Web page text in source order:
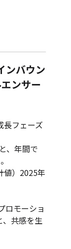
ンバウン
ンサー
長フェーズ
、年間で
値）2025年
ロモーショ
、共感を生